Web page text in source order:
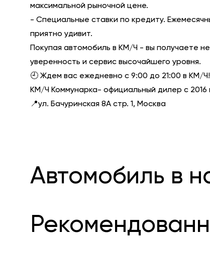
максимальной рыночной цене.
- Специальные ставки по кредиту.
приятно удивит.
Покупая автомобиль в КМ/Ч - вы получаете
уверенность и сервис высочайшего уровня.
🕘 Ждем вас ежедневно с 9:00 до 21:00 в КМ/Ч!
КМ/Ч Коммунарка- официальный дилер с 2016
📍ул. Бачуринская 8А стр. 1, Москва
Автомобиль в